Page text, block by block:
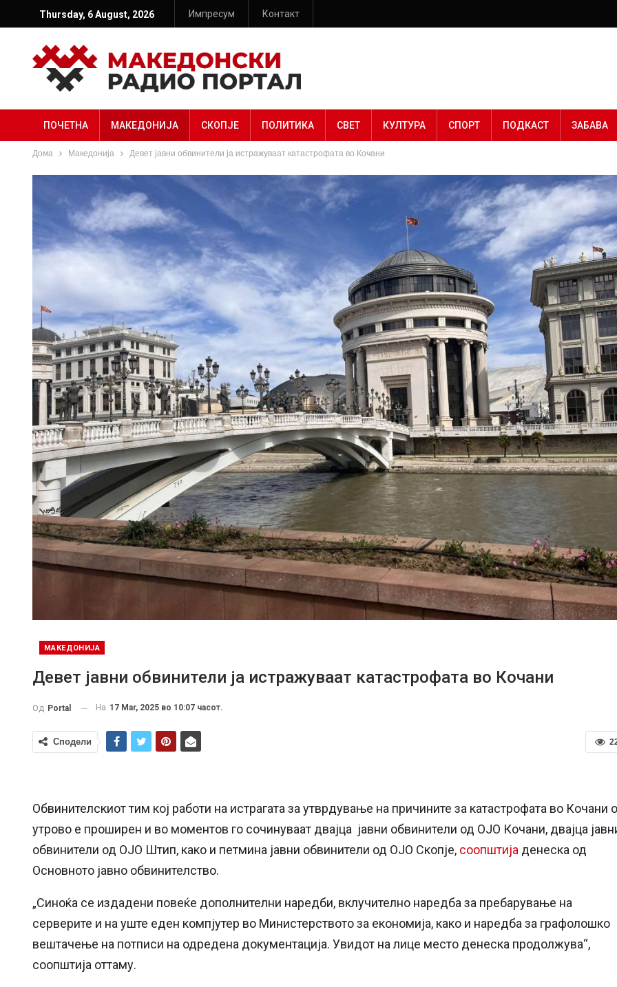
Thursday, 6 August, 2026 Импресум Контакт
ПОЧЕТНА МАКЕДОНИЈА СКОПЈЕ ПОЛИТИКА СВЕТ КУЛТУРА СПОРТ ПОДКАСТ ЗАБАВА
Дома Македонија Девет јавни обвинители ја истражуваат катастрофата во Кочани
МАКЕДОНИЈА
Девет јавни обвинители ја истражуваат катастрофата во Кочани
Од Portal На 17 Mar, 2025 во 10:07 часот.
Сподели
Обвинителскиот тим кој работи на истрагата за утврдување на причините за катастрофата во Кочани
утрово е проширен и во моментов го сочинуваат двајца јавни обвинители од ОЈО Кочани, двајца
обвинители од ОЈО Штип, како и петмина јавни обвинители од ОЈО Скопје, соопштија денеска од
Основното јавно обвинителство.
„Синоќа се издадени повеќе дополнителни наредби, вклучително наредба за пребарување на
серверите и на уште еден компјутер во Министерството за економија, како и наредба за графолошко
вештачење на потписи на одредена документација. Увидот на лице место денеска продолжува“,
соопштија оттаму.